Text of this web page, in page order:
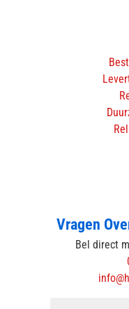
Vragen
Bel direct